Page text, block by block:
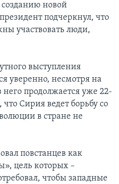
новой
подчеркнул, что
участвовать люди,
выступления
уверенно, несмотря на
него продолжается уже 22-
Сирия ведет борьбу со
в стране не
повстанцев как
цель которых –
чтобы западные